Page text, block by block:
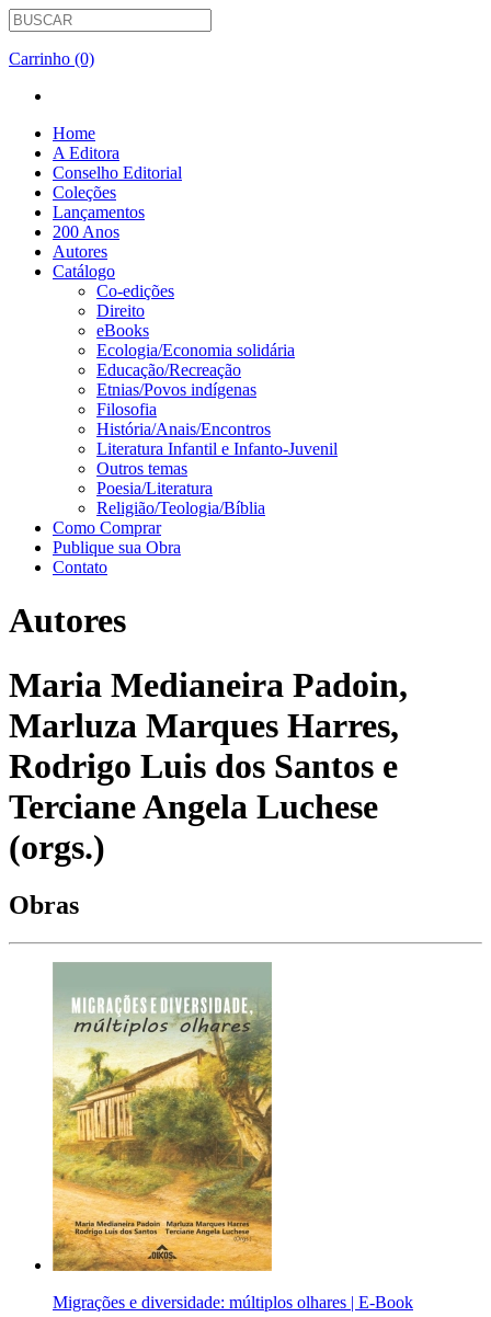
Carrinho (0)
Home
A Editora
Conselho Editorial
Coleções
Lançamentos
200 Anos
Autores
Catálogo
Co-edições
Direito
eBooks
Ecologia/Economia solidária
Educação/Recreação
Etnias/Povos indígenas
Filosofia
História/Anais/Encontros
Literatura Infantil e Infanto-Juvenil
Outros temas
Poesia/Literatura
Religião/Teologia/Bíblia
Como Comprar
Publique sua Obra
Contato
Autores
Maria Medianeira Padoin,
Marluza Marques Harres,
Rodrigo Luis dos Santos e
Terciane Angela Luchese
(orgs.)
Obras
Migrações e diversidade: múltiplos olhares | E-Book